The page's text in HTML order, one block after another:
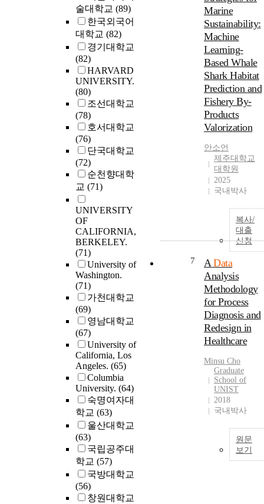
술대학교 (89)
한국외국어
대학교 (82)
경기대학교
(82)
HARVARD
UNIVERSITY.
(80)
조선대학교
(78)
호서대학교
(76)
단국대학교
(72)
순천향대학
교 (71)
UNIVERSITY
OF
CALIFORNIA,
BERKELEY.
(71)
University of
Washington.
(71)
가천대학교
(69)
영남대학교
(67)
University of
California, Los
Angeles. (65)
Columbia
University. (64)
숙명여자대
학교 (63)
울산대학교
(63)
국립공주대
학교 (57)
국방대학교
(56)
창원대학교
Marine
Sustainability:
Machine
Learning-
Based Whale
Shark Habitat
Prediction and
Fishery By-
Products
Valorization
안소언
제주대학교
대학원
2025
국내박사
복사/
대출
신청
7 AData
Analysis
Methodology
for Process
Diagnosis and
Redesign in
Healthcare
Minsu Cho
Graduate
School of
UNIST
2018
국내박사
원문
보기